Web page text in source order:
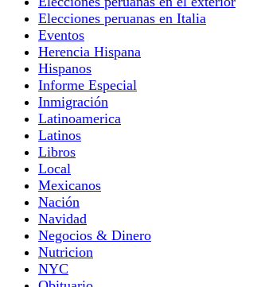
Elecciones peruanas en Italia
Eventos
Herencia Hispana
Hispanos
Informe Especial
Inmigración
Latinoamerica
Latinos
Libros
Local
Mexicanos
Nación
Navidad
Negocios & Dinero
Nutricion
NYC